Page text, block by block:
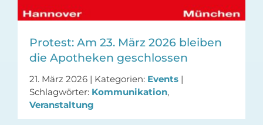
Protest: Am 23. März 2026 bleiben
die Apotheken geschlossen
21. März 2026 | Kategorien: Events |
Schlagwörter: Kommunikation,
Veranstaltung